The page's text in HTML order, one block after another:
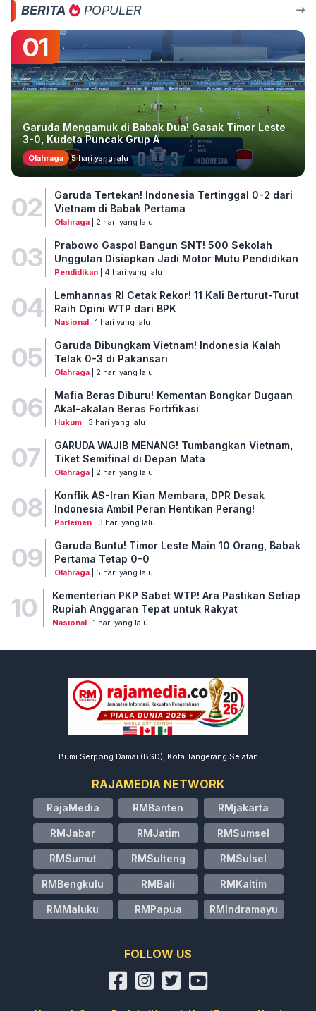
BERITA POPULER
01
Garuda Mengamuk di Babak Dua! Gasak Timor Leste
3-0, Kudeta Puncak Grup A
Olahraga 5 hari yang lalu
02
Garuda Tertekan! Indonesia Tertinggal 0-2 dari
Vietnam di Babak Pertama
Olahraga| 2 hari yang lalu
03
Prabowo Gaspol Bangun SNT! 500 Sekolah
Unggulan Disiapkan Jadi Motor Mutu Pendidikan
Pendidikan| 4 hari yang lalu
04
Lemhannas RI Cetak Rekor! 11 Kali Berturut-Turut
Raih Opini WTP dari BPK
Nasional| 1 hari yang lalu
05
Garuda Dibungkam Vietnam! Indonesia Kalah
Telak 0-3 di Pakansari
Olahraga| 2 hari yang lalu
06
Mafia Beras Diburu! Kementan Bongkar Dugaan
Akal-akalan Beras Fortifikasi
Hukum| 3 hari yang lalu
07
GARUDA WAJIB MENANG! Tumbangkan Vietnam,
Tiket Semifinal di Depan Mata
Olahraga| 2 hari yang lalu
08
Konflik AS-Iran Kian Membara, DPR Desak
Indonesia Ambil Peran Hentikan Perang!
Parlemen| 3 hari yang lalu
09
Garuda Buntu! Timor Leste Main 10 Orang, Babak
Pertama Tetap 0-0
Olahraga| 5 hari yang lalu
10
Kementerian PKP Sabet WTP! Ara Pastikan Setiap
Rupiah Anggaran Tepat untuk Rakyat
Nasional| 1 hari yang lalu
Bumi Serpong Damai (BSD), Kota Tangerang Selatan
RAJAMEDIA NETWORK
RajaMedia RMBanten RMjakarta
RMJabar RMJatim RMSumsel
RMSumut RMSulteng RMSulsel
RMBengkulu RMBali RMKaltim
RMMaluku RMPapua RMIndramayu
FOLLOW US